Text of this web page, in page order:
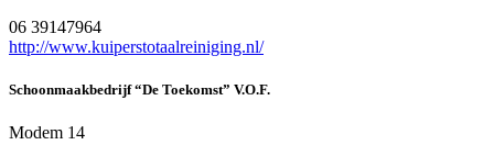
06 39147964
http://www.kuiperstotaalreiniging.nl/
Schoonmaakbedrijf “De Toekomst” V.O.F.
Modem 14